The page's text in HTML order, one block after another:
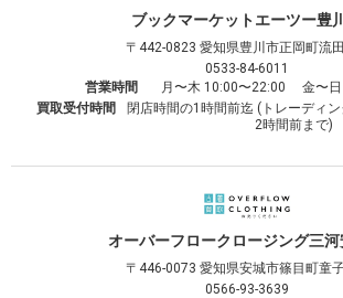
ブックマーケットエーツー豊
〒442-0823 愛知県豊川市正岡町流
0533-84-6011
営業時間
月〜木 10:00〜22:00 金〜日
買取受付時間
閉店時間の1時間前迄 (トレーディ
2時間前まで)
オーバーフロークロージング三河
〒446-0073 愛知県安城市篠目町童
0566-93-3639